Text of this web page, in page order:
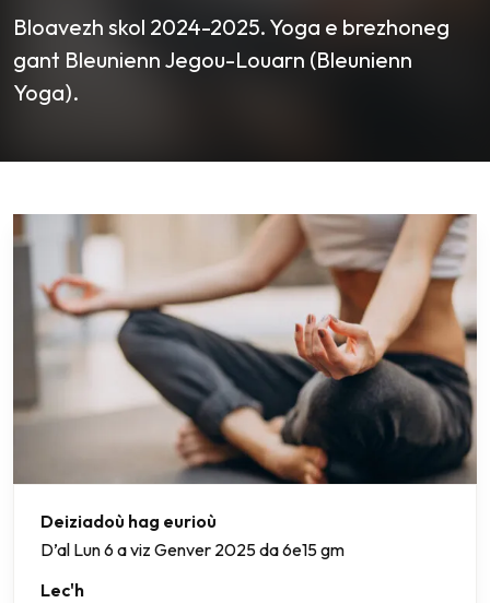
Bloavezh skol 2024-2025. Yoga e brezhoneg
gant Bleunienn Jegou-Louarn (Bleunienn
Yoga).
Deiziadoù hag eurioù
D’al Lun 6 a viz Genver 2025 da 6e15 gm
Lec'h